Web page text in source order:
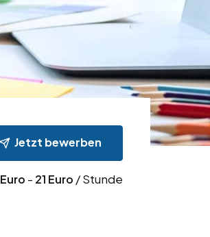
Jetzt bewerben
Euro - 21 Euro / Stunde